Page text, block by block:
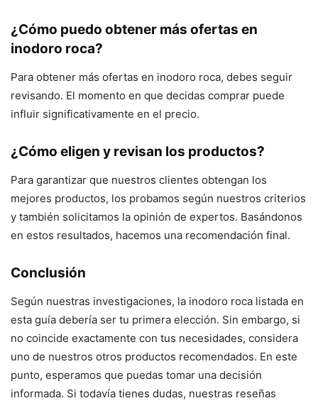
¿Cómo puedo obtener más ofertas en
inodoro roca?
Para obtener más ofertas en inodoro roca, debes seguir
revisando. El momento en que decidas comprar puede
influir significativamente en el precio.
¿Cómo eligen y revisan los productos?
Para garantizar que nuestros clientes obtengan los
mejores productos, los probamos según nuestros criterios
y también solicitamos la opinión de expertos. Basándonos
en estos resultados, hacemos una recomendación final.
Conclusión
Según nuestras investigaciones, la inodoro roca listada en
esta guía debería ser tu primera elección. Sin embargo, si
no coincide exactamente con tus necesidades, considera
uno de nuestros otros productos recomendados. En este
punto, esperamos que puedas tomar una decisión
informada. Si todavía tienes dudas, nuestras reseñas